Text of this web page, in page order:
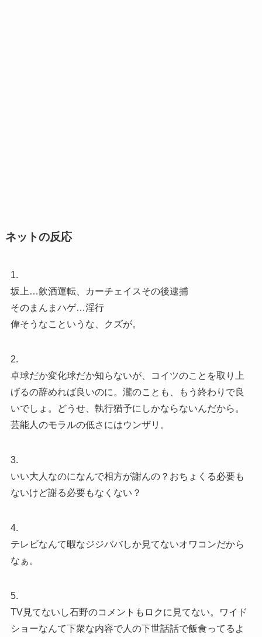
ネットの反応
1.
坂上…飲酒運転、カーチェイスその後逮捕
そのまんまハゲ…淫行
偉そうなこというな、クズが。
2.
卓球だか変化球だか知らないが、コイツのことを取り上
げるの辞めれば良いのに。瀧のことも、もう終わりで良
いでしょ。どうせ、執行猶予にしかならないんだから。
芸能人のモラルの低さにはウンザリ。
3.
いい大人なのになんで相方が謝んの？おちょくる必要も
ないけど謝る必要もなくない？
4.
テレビなんて暇なジジババしか見てないオワコンだから
なぁ。
5.
TV見てないし石野のコメントもロクに見てない。ワイド
ショーなんて下衆な内容で人の下世話話で飯食ってるよ